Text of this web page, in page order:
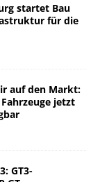
startet Bau
für die
auf den Markt:
jetzt
GT3-